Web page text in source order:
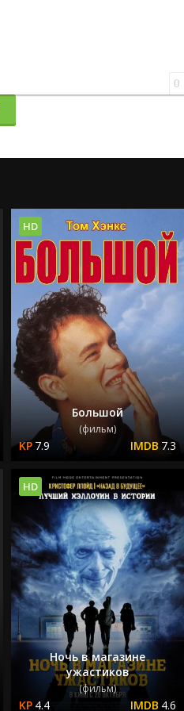
0
Большой
(фильм)
7.9 7.3
HD
Ночь в магазине
ужастиков
(фильм)
4.4 4.6
HD